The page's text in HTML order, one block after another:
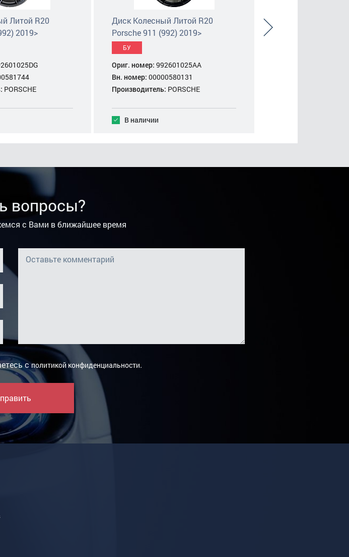
Литой R20
2019>
PORSCHE
Диск Колесный Литой R20
Porsche 911 (992) 2019>
БУ
Ориг. номер: 992601025AA
Вн. номер: 00000580131
Производитель: PORSCHE
В наличии
вопросы?
с Вами в ближайшее время
сполитикой конфиденциальности.